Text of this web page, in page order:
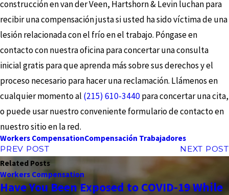
construcción en van der Veen, Hartshorn & Levin luchan para
recibir una compensación justa si usted ha sido víctima de una
lesión relacionada con el frío en el trabajo. Póngase en
contacto con nuestra oficina para concertar una consulta
inicial gratis para que aprenda más sobre sus derechos y el
proceso necesario para hacer una reclamación. Llámenos en
cualquier momento al (215) 610-3440para concertar una cita,
o puede usar nuestro conveniente formulario de contacto en
nuestro sitio en la red.
Workers CompensationCompensación Trabajadores
PREV POST
NEXT POST
Related Posts
Workers Compensation
Have You Been Exposed to COVID-19 While